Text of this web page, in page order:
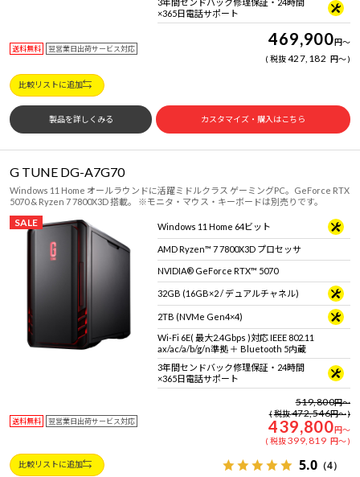
×365日電話サポート
送料無料 翌営業日出荷サービス対応 469,900円～
税抜427,182 円～
比較リストに追加
製品を詳しくみる カスタマイズ・購入はこちら
G TUNE DG-A7G70
Windows 11 Home オールラウンドに活躍ミドルクラス ゲーミングPC。GeForce RTX
5070 & Ryzen 7 7800X3D 搭載。 ※モニタ・マウス・キーボードは別売りです。
SALE Windows 11 Home 64ビット
AMD Ryzen™ 7 7800X3D プロセッサ
NVIDIA® GeForce RTX™ 5070
32GB (16GB×2 / デュアルチャネル)
2TB (NVMe Gen4×4)
Wi-Fi 6E( 最大2.4Gbps )対応 IEEE 802.11
ax/ac/a/b/g/n準拠 ＋ Bluetooth 5内蔵
3年間センドバック修理保証・24時間
×365日電話サポート
送料無料 翌営業日出荷サービス対応
519,800円～
税抜472,546円～
439,800円～
税抜399,819 円～
比較リストに追加 5.0 （4）